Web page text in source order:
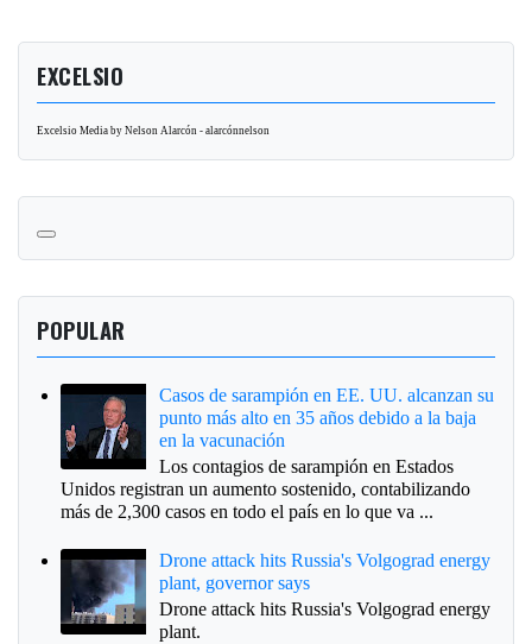
EXCELSIO
Excelsio Media by Nelson Alarcón - alarcónnelson
POPULAR
Casos de sarampión en EE. UU. alcanzan su
punto más alto en 35 años debido a la baja
en la vacunación
Los contagios de sarampión en Estados
Unidos registran un aumento sostenido, contabilizando
más de 2,300 casos en todo el país en lo que va ...
Drone attack hits Russia's Volgograd energy
plant, governor says
Drone attack hits Russia's Volgograd energy
plant.